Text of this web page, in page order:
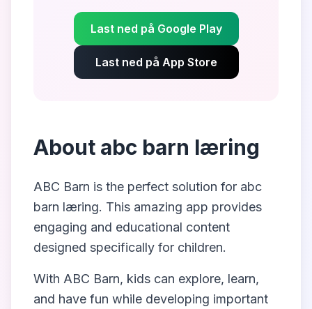
Last ned på Google Play
Last ned på App Store
About abc barn læring
ABC Barn is the perfect solution for abc
barn læring. This amazing app provides
engaging and educational content
designed specifically for children.
With ABC Barn, kids can explore, learn,
and have fun while developing important